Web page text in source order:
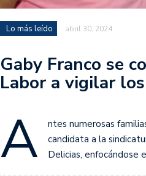
Lo más leído abril 30, 2024
Gaby Franco se
Labor a vigilar
A
ntes numerosas
candidata a la
Delicias, enfocándose